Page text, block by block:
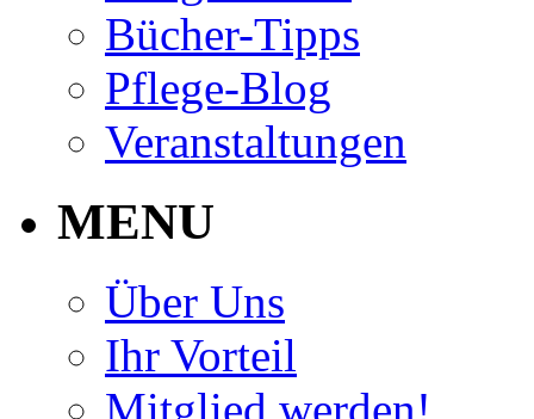
Bücher-Tipps
Pflege-Blog
Veranstaltungen
MENU
Über Uns
Ihr Vorteil